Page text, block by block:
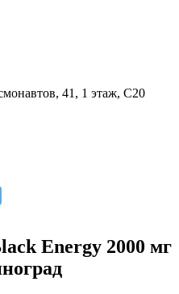
41, 1 этаж, С20
Energy 2000 мг